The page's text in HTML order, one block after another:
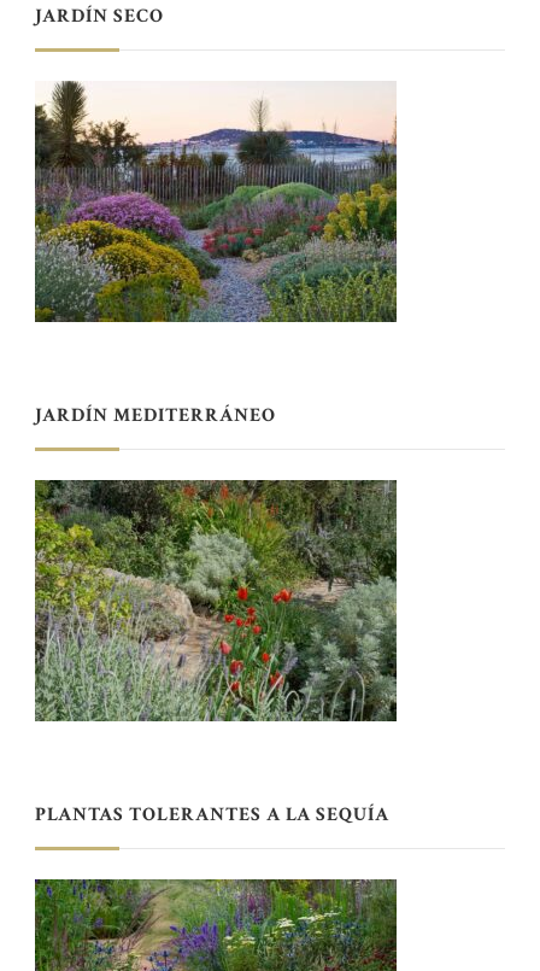
JARDÍN SECO
JARDÍN MEDITERRÁNEO
PLANTAS TOLERANTES A LA SEQUÍA